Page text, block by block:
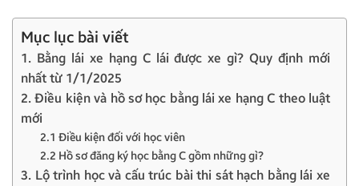
Mục lục bài viết
1. Bằng lái xe hạng C lái được xe gì? Quy định mới
nhất từ 1/1/2025
2. Điều kiện và hồ sơ học bằng lái xe hạng C theo luật
mới
2.1 Điều kiện đối với học viên
2.2 Hồ sơ đăng ký học bằng C gồm những gì?
3. Lộ trình học và cấu trúc bài thi sát hạch bằng lái xe